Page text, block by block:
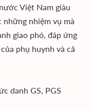
Việt Nam giàu
những nhiệm vụ mà
giao phó, đáp ứng
phụ huynh và cả
danh GS, PGS